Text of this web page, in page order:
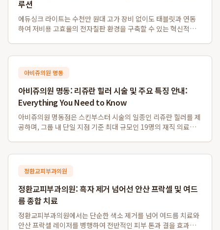
루션
에듀싱크 라이트는 수천만 원대 고가 장비 없이도 태블릿과 연동
하여 저비용 고효율의 전자칠판 환경을 구축할 수 있는 혁신적인
서 자동 저장 및 학생 자료 배포...
아비쥬의원 명동
아비쥬의원 명동: 리쥬란 힐러 시술 및 주요 특징 안내:
Everything You Need to Know
아비쥬의원 명동점은 스킨부스터 시술의 일종인 리쥬란 힐러를 제
공하며, 그룹 내 단일 지점 기준 최대 규모인 19명의 재직 의료진
할 수 있으며, 명동역...
정환교피부과의원
정환교피부과의원: 흑자 제거 넘어선 안산 프락셀 및 여드
름 종합 치료
정환교피부과의원에서는 단순한 색소 제거를 넘어 여드름 치료와
안산 프락셀 레이저를 병행하여 전반적인 피부 톤과 결을 효과적